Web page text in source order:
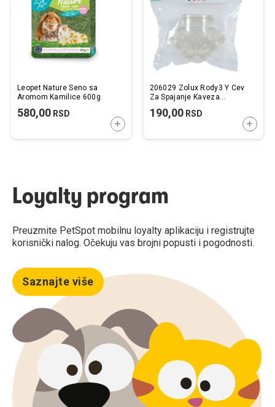
Leopet Nature Seno sa
Aromom Kamilice 600g
580,00 RSD
DODAJTE U KORPU
206029 Zolux Rody3 Y Cev
Za Spajanje Kaveza
190,00RSD
Loyalty program
Preuzmite PetSpot mobilnu loyalty aplikaciju i registrujte
korisnički nalog. Očekuju vas brojni popusti i pogodnosti.
Saznajte više